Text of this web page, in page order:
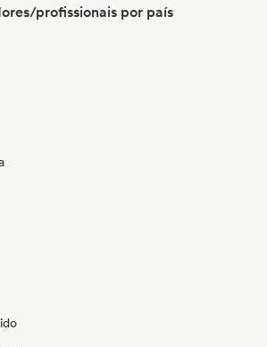
profissionais por país